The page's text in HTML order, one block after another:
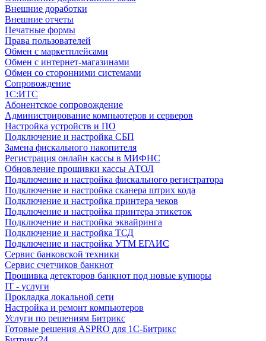
Внешние доработки
Внешние отчеты
Печатные формы
Права пользователей
Обмен с маркетплейсами
Обмен с интернет-магазинами
Обмен со сторонними системами
Сопровождение
1C:ИТС
Абонентское сопровождение
Администрирование компьютеров и серверов
Настройка устройств и ПО
Подключение и настройка СБП
Замена фискального накопителя
Регистрация онлайн кассы в МИФНС
Обновление прошивки кассы АТОЛ
Подключение и настройка фискального регистратора
Подключение и настройка сканера штрих кода
Подключение и настройка принтера чеков
Подключение и настройка принтера этикеток
Подключение и настройка эквайринга
Подключение и настройка ТСД
Подключение и настройка УТМ ЕГАИС
Сервис банковской техники
Сервис счетчиков банкнот
Прошивка детекторов банкнот под новые купюры
IT - услуги
Прокладка локальной сети
Настройка и ремонт компьютеров
Услуги по решениям Битрикс
Готовые решения ASPRO для 1С-Битрикс